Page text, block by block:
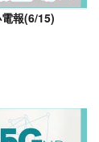
報(6/15)